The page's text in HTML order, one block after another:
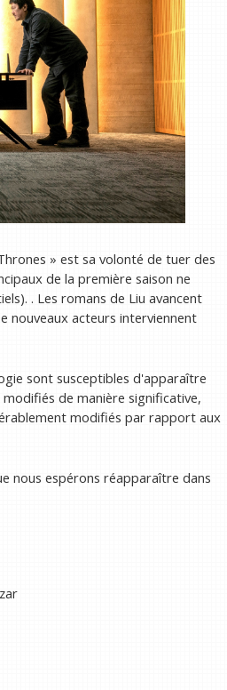
» est sa volonté de tuer des
de la première saison ne
. Les romans de Liu avancent
nouveaux acteurs interviennent
sont susceptibles d'apparaître
de manière significative,
modifiés par rapport aux
nous espérons réapparaître dans